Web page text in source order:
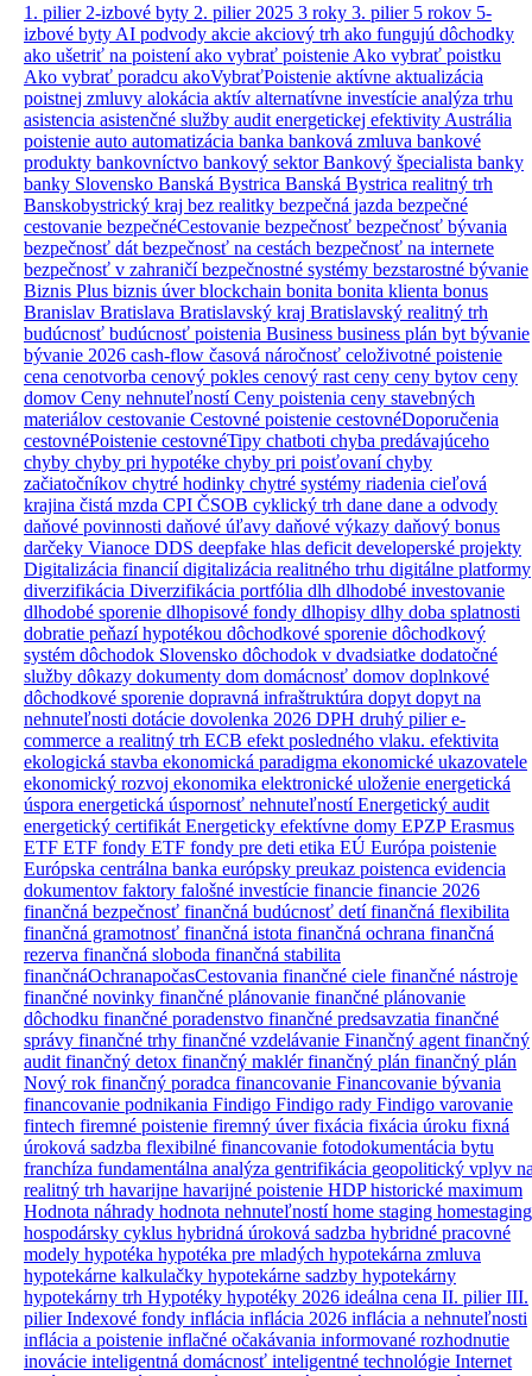
1. pilier 2-izbové byty 2. pilier 2025 3 roky 3. pilier 5 rokov 5-
izbové byty AI podvody akcie akciový trh ako fungujú dôchodky
ako ušetriť na poisteníako vybrať poistenie Ako vybrať poistku
Ako vybrať poradcu akoVybraťPoistenie aktívne aktualizácia
poistnej zmluvy alokácia aktív alternatívne investície analýza trhu
asistencia asistenčné služby audit energetickej efektivity Austrália
poistenie auto automatizácia banka banková zmluva bankové
produkty bankovníctvo bankový sektorBankový špecialista banky
banky Slovensko Banská Bystrica Banská Bystrica realitný trh
Banskobystrický kraj bez realitky bezpečná jazda bezpečné
cestovanie bezpečnéCestovanie bezpečnosť bezpečnosť bývania
bezpečnosť dát bezpečnosť na cestách bezpečnosť na internete
bezpečnosť v zahraničíbezpečnostné systémy bezstarostné bývanie
Biznis Plus biznis úverblockchain bonita bonita klienta bonus
Branislav Bratislava Bratislavský kraj Bratislavský realitný trh
budúcnosť budúcnosť poistenia Business business plán byt bývanie
bývanie 2026 cash-flow časová náročnosť celoživotné poistenie
cena cenotvorba cenový pokles cenový rast ceny ceny bytov ceny
domov Ceny nehnuteľnostíCeny poistenia ceny stavebných
materiálov cestovanie Cestovné poistenie cestovnéDoporučenia
cestovnéPoistenie cestovnéTipy chatboti chyba predávajúceho
chyby chyby pri hypotéke chyby pri poisťovaníchyby
začiatočníkov chytré hodinky chytré systémy riadenia cieľová
krajina čistá mzda CPI ČSOB cyklický trh dane dane a odvody
daňové povinnosti daňové úľavy daňové výkazy daňový bonus
darčeky Vianoce DDS deepfake hlas deficit developerské projekty
Digitalizácia financiídigitalizácia realitného trhu digitálne platformy
diverzifikácia Diverzifikácia portfólia dlh dlhodobé investovanie
dlhodobé sporenie dlhopisové fondy dlhopisy dlhy doba splatnosti
dobratie peňazí hypotékou dôchodkové sporenie dôchodkový
systém dôchodok Slovensko dôchodok v dvadsiatke dodatočné
služby dôkazy dokumenty dom domácnosť domov doplnkové
dôchodkové sporenie dopravná infraštruktúra dopyt dopyt na
nehnuteľnosti dotácie dovolenka 2026 DPH druhý piliere-
commerce a realitný trh ECB efekt posledného vlaku. efektivita
ekologická stavba ekonomická paradigma ekonomické ukazovatele
ekonomický rozvoj ekonomika elektronické uloženie energetická
úspora energetická úspornosť nehnuteľnostíEnergetický audit
energetický certifikát Energeticky efektívne domy EPZPErasmus
ETF ETF fondy ETF fondy pre deti etika EÚ Európa poistenie
Európska centrálna banka európsky preukaz poistenca evidencia
dokumentov faktory falošné investície financie financie 2026
finančná bezpečnosť finančná budúcnosť detífinančná flexibilita
finančná gramotnosť finančná istota finančná ochrana finančná
rezerva finančná sloboda finančná stabilita
finančnáOchranapočasCestovania finančné ciele finančné nástroje
finančné novinky finančné plánovanie finančné plánovanie
dôchodku finančné poradenstvo finančné predsavzatia finančné
správy finančné trhy finančné vzdelávanie Finančný agent finančný
audit finančný detox finančný maklérfinančný plán finančný plán
Nový rok finančný poradca financovanie Financovanie bývania
financovanie podnikania Findigo Findigo rady Findigo varovanie
fintech firemné poistenie firemný úverfixácia fixácia úroku fixná
úroková sadzba flexibilné financovanie fotodokumentácia bytu
franchíza fundamentálna analýza gentrifikácia geopolitický vplyv
realitný trh havarijne havarijné poistenie HDPhistorické maximum
Hodnota náhrady hodnota nehnuteľnostíhome staging homestaging
hospodársky cyklus hybridná úroková sadzba hybridné pracovné
modely hypotéka hypotéka pre mladých hypotekárna zmluva
hypotekárne kalkulačky hypotekárne sadzby hypotekárny
hypotekárny trh Hypotéky hypotéky 2026 ideálna cena II. pilierIII.
pilierIndexové fondy inflácia inflácia 2026 inflácia a nehnuteľnosti
inflácia a poistenie inflačné očakávania informované rozhodnutie
inovácie inteligentná domácnosť inteligentné technológie Internet